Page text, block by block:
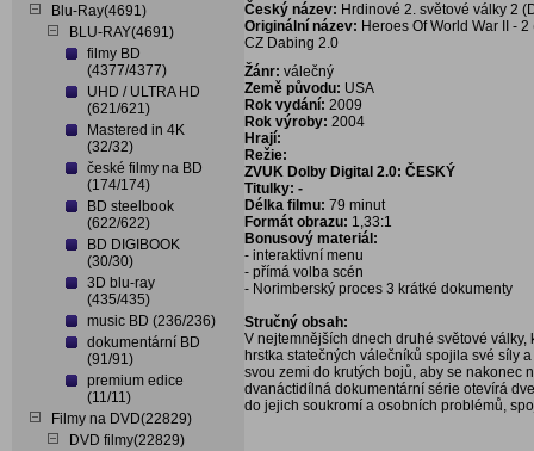
Blu-Ray(4691)
BLU-RAY(4691)
filmy BD
(4377/4377)
UHD / ULTRA HD
(621/621)
Mastered in 4K
(32/32)
české filmy na BD
(174/174)
BD steelbook
(622/622)
BD DIGIBOOK
(30/30)
3D blu-ray
(435/435)
music BD (236/236)
dokumentární BD
(91/91)
premium edice
(11/11)
Filmy na DVD(22829)
DVD filmy(22829)
Český název: Hrdinové 2. světové války 2
Originální název: Heroes Of World War II - 2
CZ Dabing 2.0
Žánr: válečný
Země původu: USA
Rok vydání: 2009
Rok výroby: 2004
Hrají:
Režie:
ZVUK Dolby Digital 2.0: ČESKÝ
Titulky: -
Délka filmu: 79 minut
Formát obrazu: 1,33:1
Bonusový materiál:
- interaktivní menu
- přímá volba scén
- Norimberský proces 3 krátké dokumenty
Stručný obsah:
V nejtemnějších dnech druhé světové
hrstka statečných válečníků spojila své síly
svou zemi do krutých bojů, aby se nakonec
dvanáctidílná dokumentární série otevírá
do jejich soukromí a osobních problémů,